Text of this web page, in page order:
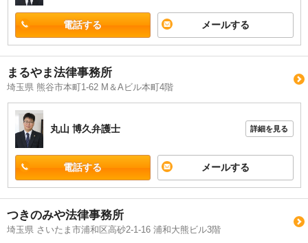
電話する メールする
まるやま法律事務所
埼玉県 熊谷市本町1-62 M＆Aビル本町4階
丸山 博久弁護士 詳細を見る
電話する メールする
つきのみや法律事務所
埼玉県 さいたま市浦和区高砂2-1-16 浦和大熊ビル3階